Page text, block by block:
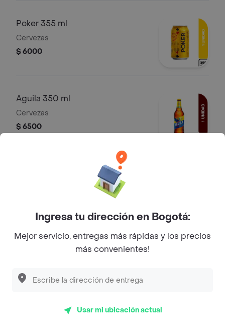
Poker 355 ml
Cervezas
$ 6000
Aguila 350 ml
Cervezas
$ 6500
Cerveza Costeña Bacana Bot.
origen: Colombia. % Alcohol: 3.9%
Ingresa tu dirección en Bogotá:
Mejor servicio, entregas más rápidas y los precios
más convenientes!
Usar mi ubicación actual